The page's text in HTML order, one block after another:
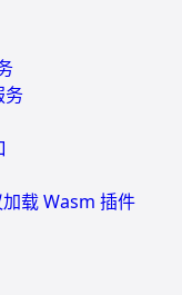
务
载 Wasm 插件